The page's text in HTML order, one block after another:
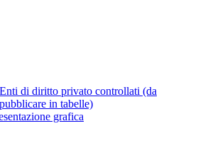
Enti di diritto privato controllati (da
pubblicare in tabelle)
grafica